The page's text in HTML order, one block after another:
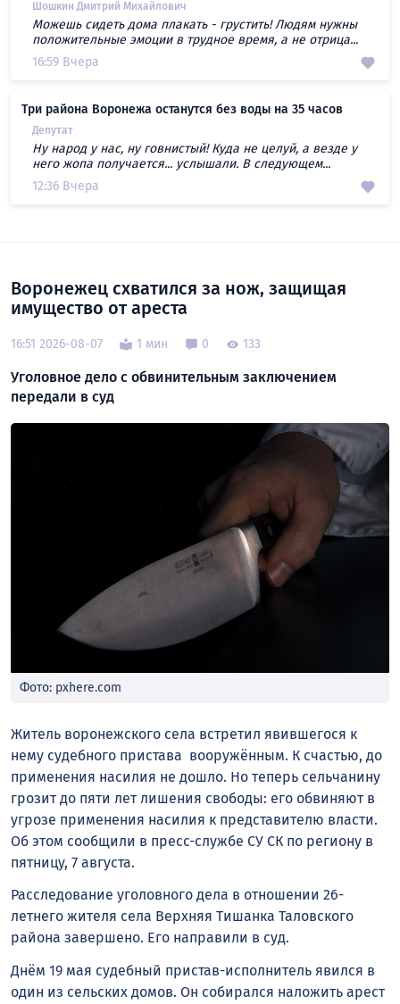
Шошкин Дмитрий Михайлович
Можешь сидеть дома плакать - грустить! Людям нужны
положительные эмоции в трудное время, а не отрица...
16:59 Вчера
Три района Воронежа останутся без воды на 35 часов
Депутат
Ну народ у нас, ну говнистый! Куда не целуй, а везде у
него жопа получается... услышали. В следующем...
12:36 Вчера
Воронежец схватился за нож, защищая
имущество от ареста
16:51 2026-08-07 1 мин 0 133
Уголовное дело с обвинительным заключением
передали в суд
Фото: pxhere.com
Житель воронежского села встретил явившегося к
нему судебного пристава вооружённым. К счастью, до
применения насилия не дошло. Но теперь сельчанину
грозит до пяти лет лишения свободы: его обвиняют в
угрозе применения насилия к представителю власти.
Об этом сообщили в пресс-службе СУ СК по региону в
пятницу, 7 августа.
Расследование уголовного дела в отношении 26-
летнего жителя села Верхняя Тишанка Таловского
района завершено. Его направили в суд.
Днём 19 мая судебный пристав-исполнитель явился в
один из сельских домов. Он собирался наложить арест